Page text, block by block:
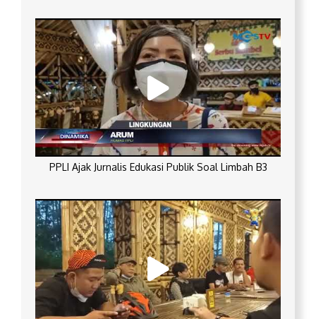
PPLI Ajak Jurnalis Edukasi Publik Soal Limbah B3